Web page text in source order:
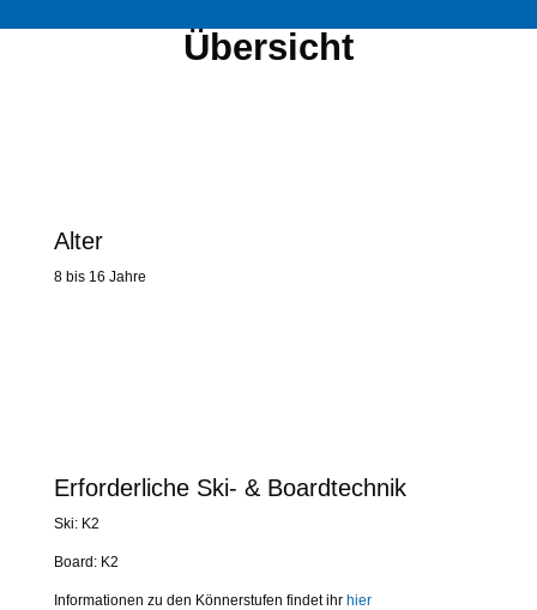
Übersicht
Alter
8 bis 16 Jahre
Erforderliche Ski- & Boardtechnik
Ski: K2
Board: K2
Informationen zu den Könnerstufen findet ihr hier